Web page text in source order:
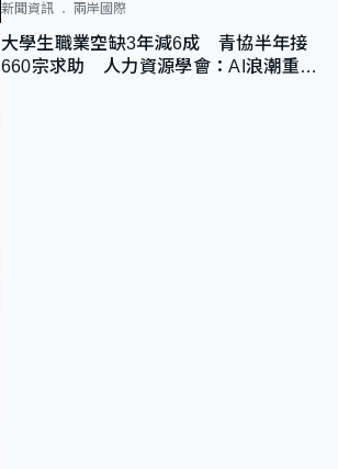
新聞資訊 兩岸國際
大學生職業空缺3年減6成 青協半年接
660宗求助 人力資源學會：AI浪潮重整